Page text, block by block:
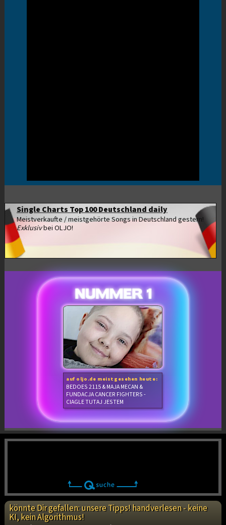
Single Charts Top 100 Deutschland daily
Meistverkaufte / meistgehörte Songs in Deutschland gestern!
Exklusivbei OLJO!
auf oljo.de meistgesehen heute:
BEDOES 2115 & MAJA MECAN &
FUNDACJA CANCER FIGHTERS -
CIAGLE TUTAJ JESTEM
könnte Dir gefallen: unsere Tipps! handverlesen - keine
KI, kein Algorithmus!